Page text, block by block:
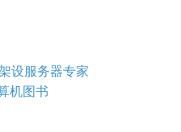
设服务器专家
机图书